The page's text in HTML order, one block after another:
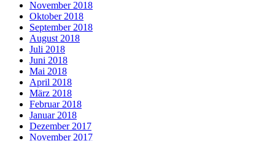
November 2018
Oktober 2018
September 2018
August 2018
Juli 2018
Juni 2018
Mai 2018
April 2018
März 2018
Februar 2018
Januar 2018
Dezember 2017
November 2017